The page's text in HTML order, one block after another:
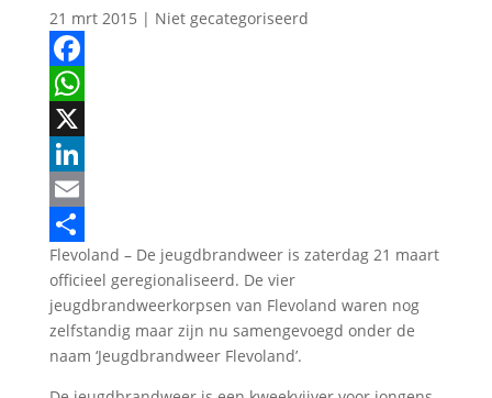
21 mrt 2015 | Niet gecategoriseerd
Facebook
WhatsApp
X
LinkedIn
Email
Delen
Flevoland – De jeugdbrandweer is zaterdag 21 maart
officieel geregionaliseerd. De vier
jeugdbrandweerkorpsen van Flevoland waren nog
zelfstandig maar zijn nu samengevoegd onder de
naam ‘Jeugdbrandweer Flevoland’.